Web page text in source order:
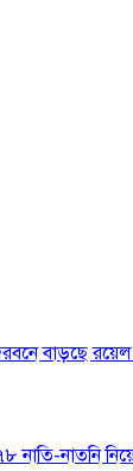
বাড়ছে রয়েল
নাতি-নাতনি